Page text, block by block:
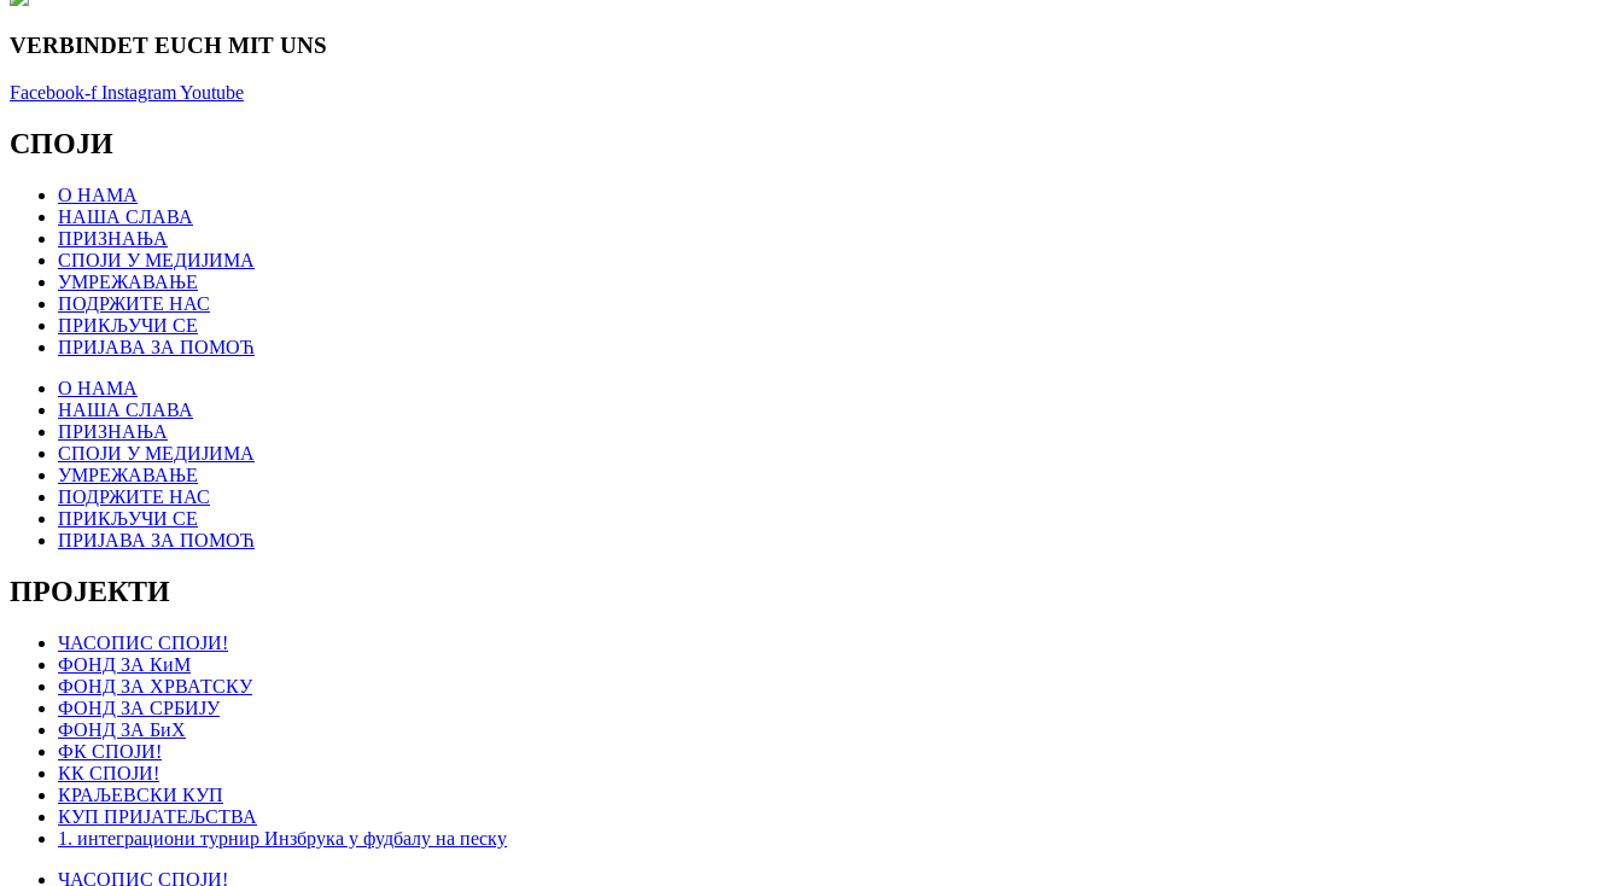
VERBINDET EUCH MIT UNS
Facebook-f InstagramYoutube
СПОЈИ
О НАМА
НАША СЛАВА
ПРИЗНАЊА
СПОЈИ У МЕДИЈИМА
УМРЕЖАВАЊЕ
ПОДРЖИТЕ НАС
ПРИКЉУЧИ СЕ
ПРИЈАВА ЗА ПОМОЋ
О НАМА
НАША СЛАВА
ПРИЗНАЊА
СПОЈИ У МЕДИЈИМА
УМРЕЖАВАЊЕ
ПОДРЖИТЕ НАС
ПРИКЉУЧИ СЕ
ПРИЈАВА ЗА ПОМОЋ
ПРОЈЕКТИ
ЧАСОПИС СПОЈИ!
ФОНД ЗА КиМ
ФОНД ЗА ХРВАТСКУ
ФОНД ЗА СРБИЈУ
ФОНД ЗА БиХ
ФК СПОЈИ!
КК СПОЈИ!
КРАЉЕВСКИ КУП
КУП ПРИЈАТЕЉСТВА
1. интеграциони турнир Инзбрука у фудбалу на песку
ЧАСОПИС СПОЈИ!